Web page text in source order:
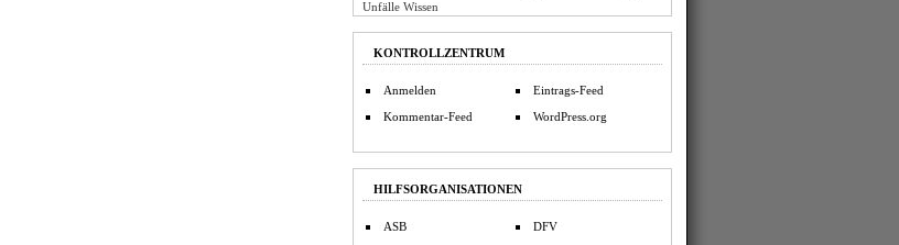
Unfälle Wissen
KONTROLLZENTRUM
Anmelden
Eintrags-Feed
Kommentar-Feed
WordPress.org
HILFSORGANISATIONEN
ASB
DFV